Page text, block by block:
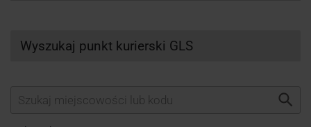
Wyszukaj punkt kurierski GLS